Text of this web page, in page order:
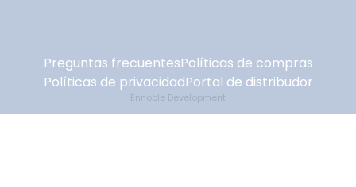
Preguntas frecuentesPolíticas de compras
Políticas de privacidadPortal de distribudor
Ennoble Development